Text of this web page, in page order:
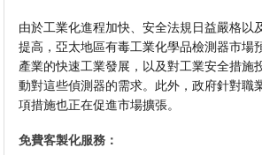
由於工業化進程加快、安全法規日益嚴格以
提高，亞太地區有毒工業化學品檢測器市場
產業的快速工業發展，以及對工業安全措施
動對這些偵測器的需求。此外，政府針對職
項措施也正在促進市場擴張。
免費客製化服務：